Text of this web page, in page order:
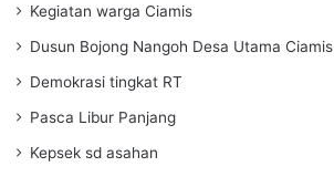
Kegiatan warga Ciamis
Dusun Bojong Nangoh Desa Utama Ciamis
Demokrasi tingkat RT
Pasca Libur Panjang
Kepsek sd asahan